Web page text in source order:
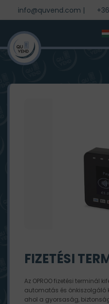
info@quvend.com |
FIZETÉSI
Az OPROO fizetési terminál
automatás és önkiszolgáló
ahol a gyorsaság,